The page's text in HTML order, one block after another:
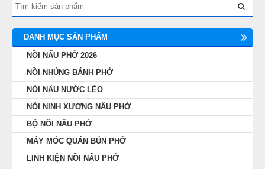
DANH MỤC SẢN PHẨM
NỒI NẤU PHỞ 2026
NỒI NHÚNG BÁNH PHỞ
NỒI NẤU NƯỚC LÈO
NỒI NINH XƯƠNG NẤU PHỞ
BỘ NỒI NẤU PHỞ
MÁY MÓC QUÁN BÚN PHỞ
LINH KIỆN NỒI NẤU PHỞ